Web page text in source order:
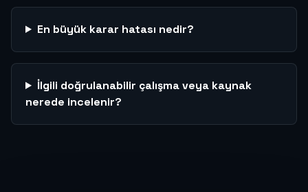
En büyük karar hatası nedir?
İlgili doğrulanabilir çalışma veya kaynak
nerede incelenir?